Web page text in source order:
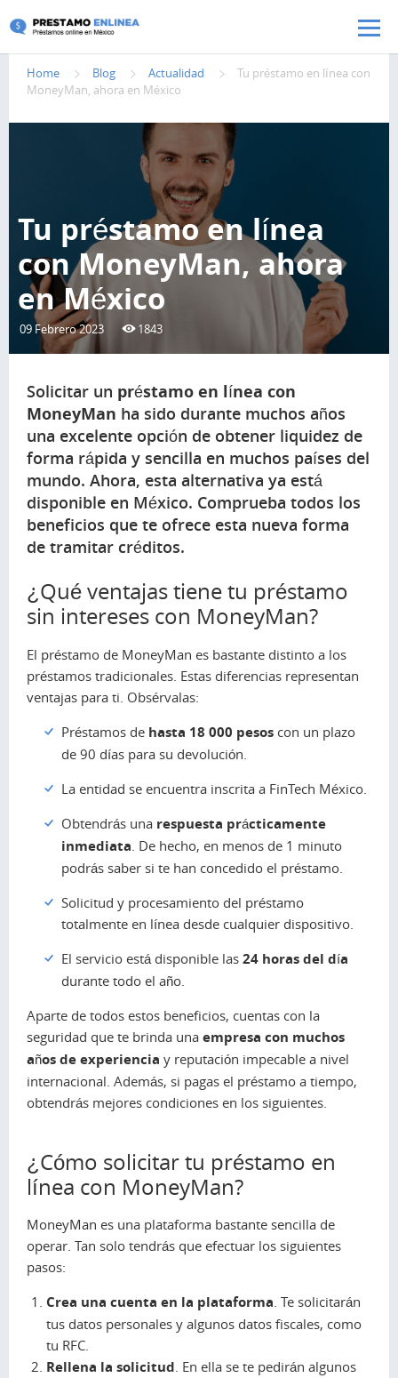
Pasar al contenido principal
Home Blog Actualidad
Tu préstamo en línea con
MoneyMan, ahora en México
Tu préstamo en línea
con MoneyMan, ahora
en México
09 Febrero 2023 1843
Solicitar un préstamo en línea con
MoneyMan ha sido durante muchos años
una excelente opción de obtener liquidez de
forma rápida y sencilla en muchos países del
mundo. Ahora, esta alternativa ya está
disponible en México. Comprueba todos los
beneficios que te ofrece esta nueva forma
de tramitar créditos.
¿Qué ventajas tiene tu préstamo
sin intereses con MoneyMan?
El préstamo de MoneyMan es bastante distinto a los
préstamos tradicionales. Estas diferencias representan
ventajas para ti. Obsérvalas:
Préstamos de hasta 18 000 pesos con un plazo
de 90 días para su devolución.
La entidad se encuentra inscrita a FinTech México.
Obtendrás una respuesta prácticamente
inmediata . De hecho, en menos de 1 minuto
podrás saber si te han concedido el préstamo.
Solicitud y procesamiento del préstamo
totalmente en línea desde cualquier dispositivo.
El servicio está disponible las 24 horas del día
durante todo el año.
Aparte de todos estos beneficios, cuentas con la
seguridad que te brinda una empresa con muchos
años de experiencia y reputación impecable a nivel
internacional. Además, si pagas el préstamo a tiempo,
obtendrás mejores condiciones en los siguientes.
¿Cómo solicitar tu préstamo en
línea con MoneyMan?
MoneyMan es una plataforma bastante sencilla de
operar. Tan solo tendrás que efectuar los siguientes
pasos:
Crea una cuenta en la plataforma. Te solicitarán
tus datos personales y algunos datos fiscales, como
tu RFC.
Rellena la solicitud. En ella se te pedirán algunos